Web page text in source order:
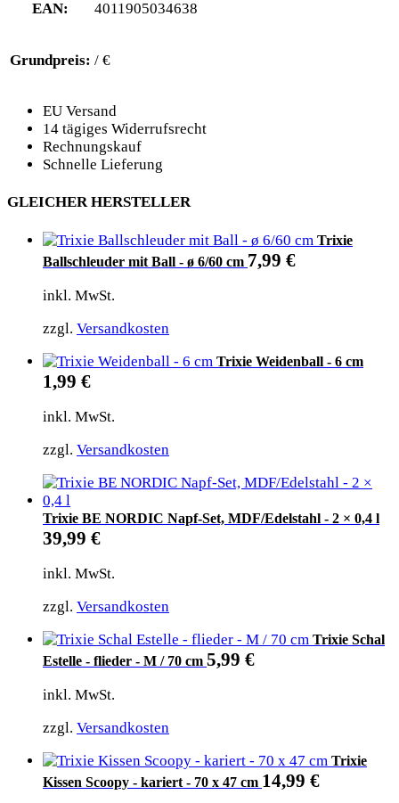
EAN: 4011905034638
Grundpreis: / €
EU Versand
14 tägiges Widerrufsrecht
Rechnungskauf
Schnelle Lieferung
GLEICHER HERSTELLER
Trixie
Ballschleuder mit Ball - ø 6/60 cm 7,99 €
inkl. MwSt.
zzgl. Versandkosten
Trixie Weidenball - 6 cm
1,99 €
inkl. MwSt.
zzgl. Versandkosten
Trixie BE NORDIC Napf-Set, MDF/Edelstahl - 2 × 0,4 l
39,99 €
inkl. MwSt.
zzgl. Versandkosten
Trixie Schal
Estelle - flieder - M / 70 cm 5,99 €
inkl. MwSt.
zzgl. Versandkosten
Trixie
Kissen Scoopy - kariert - 70 x 47 cm 14,99 €